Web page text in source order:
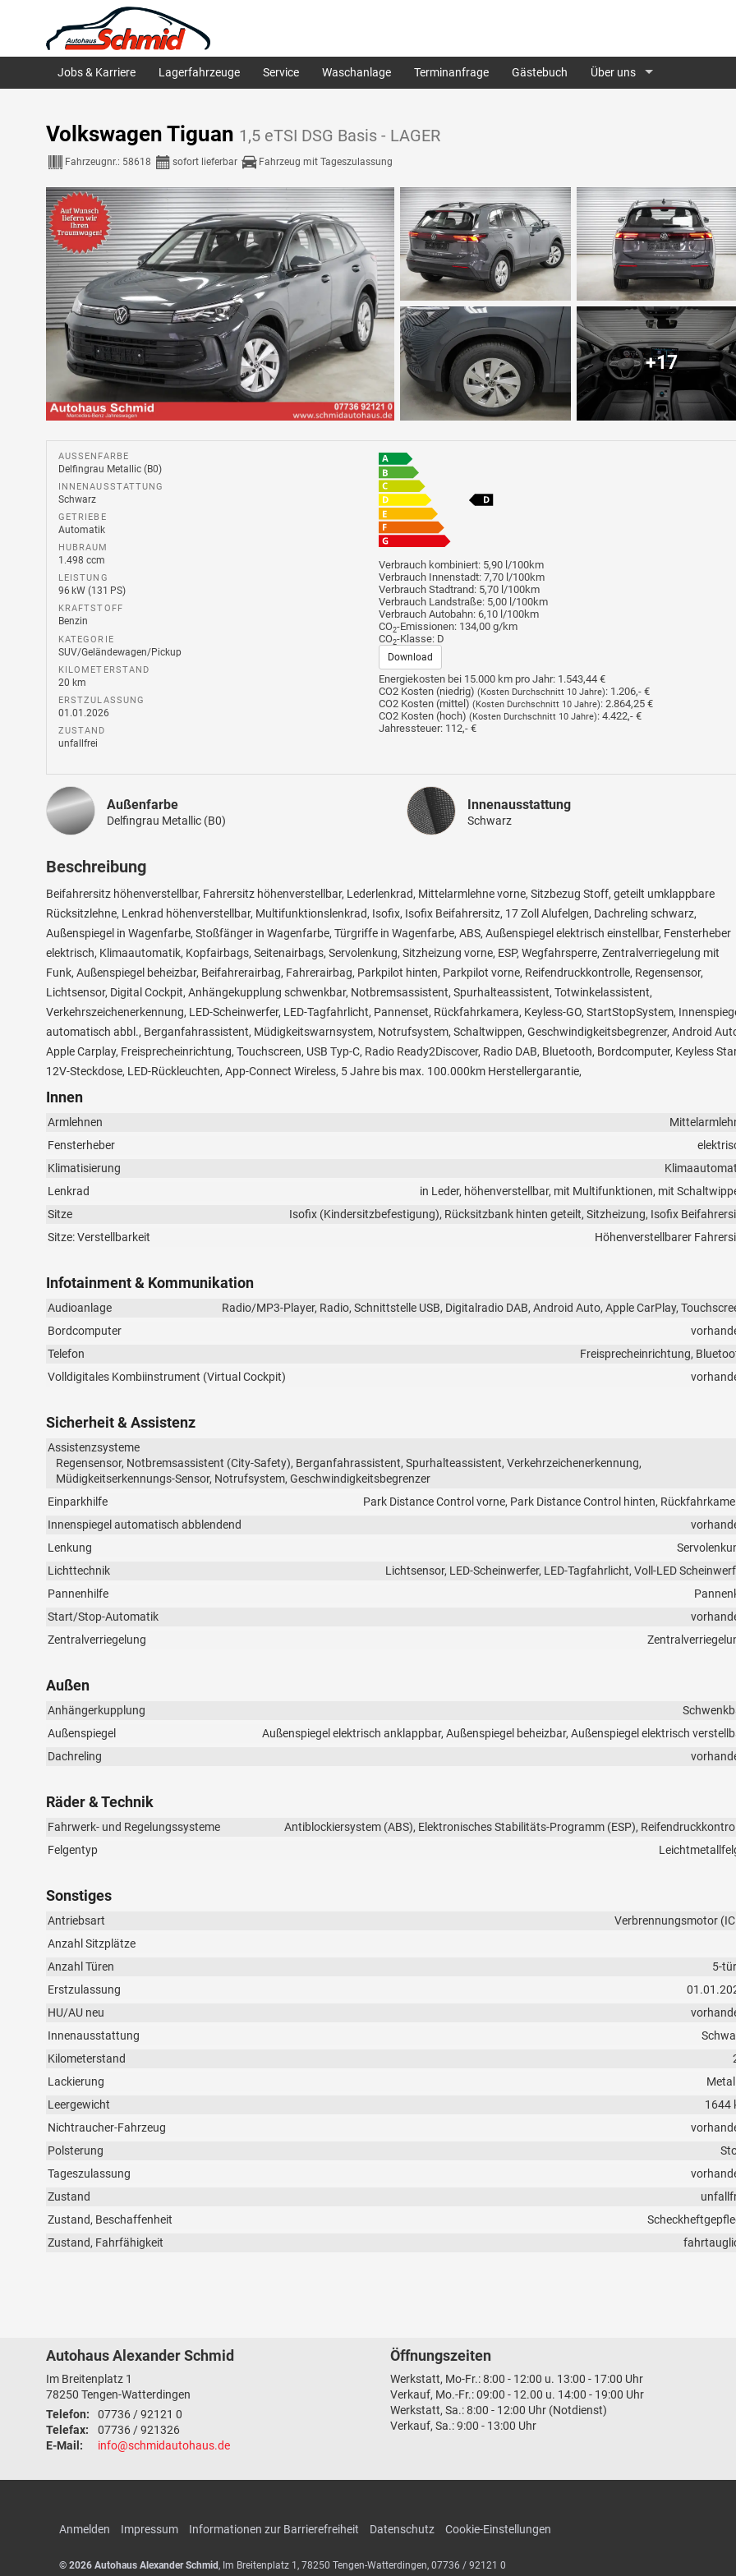
Jobs & Karriere Lagerfahrzeuge Service Waschanlage Terminanfrage Gästebuch Über uns
Volkswagen Tiguan 1,5 eTSI DSG Basis - LAGER
Fahrzeugnr.: 58618 sofort lieferbar Fahrzeug mit Tageszulassung
+17
AUSSENFARBE
Delfingrau Metallic (B0)
INNENAUSSTATTUNG
Schwarz
GETRIEBE
Automatik
HUBRAUM
1.498 ccm
LEISTUNG
96 kW (131 PS)
KRAFTSTOFF
Benzin
KATEGORIE
SUV/Geländewagen/Pickup
KILOMETERSTAND
20 km
ERSTZULASSUNG
01.01.2026
ZUSTAND
unfallfrei
Verbrauch kombiniert: 5,90 l/100km
Verbrauch Innenstadt: 7,70 l/100km
Verbrauch Stadtrand: 5,70 l/100km
Verbrauch Landstraße: 5,00 l/100km
Verbrauch Autobahn: 6,10 l/100km
CO2-Emissionen: 134,00 g/km
CO2-Klasse: D
Download
Energiekosten bei 15.000 km pro Jahr: 1.543,44 €
CO2 Kosten (niedrig) (Kosten Durchschnitt 10 Jahre): 1.206,- €
CO2 Kosten (mittel) (Kosten Durchschnitt 10 Jahre): 2.864,25 €
CO2 Kosten (hoch) (Kosten Durchschnitt 10 Jahre): 4.422,- €
Jahressteuer: 112,- €
Außenfarbe
Delfingrau Metallic (B0)
Innenausstattung
Innenausstattung
Schwarz
Beschreibung
Beifahrersitz höhenverstellbar, Fahrersitz höhenverstellbar, Lederlenkrad, Mittelarmlehne vorne, Sitzbezug Stoff, geteilt umklappbare
Rücksitzlehne, Lenkrad höhenverstellbar, Multifunktionslenkrad, Isofix, Isofix Beifahrersitz, 17 Zoll Alufelgen, Dachreling schwarz,
Außenspiegel in Wagenfarbe, Stoßfänger in Wagenfarbe, Türgriffe in Wagenfarbe, ABS, Außenspiegel elektrisch einstellbar, Fensterheber
elektrisch, Klimaautomatik, Kopfairbags, Seitenairbags, Servolenkung, Sitzheizung vorne, ESP, Wegfahrsperre, Zentralverriegelung mit
Funk, Außenspiegel beheizbar, Beifahrerairbag, Fahrerairbag, Parkpilot hinten, Parkpilot vorne, Reifendruckkontrolle, Regensensor,
Lichtsensor, Digital Cockpit, Anhängekupplung schwenkbar, Notbremsassistent, Spurhalteassistent, Totwinkelassistent,
Verkehrszeichenerkennung, LED-Scheinwerfer, LED-Tagfahrlicht, Pannenset, Rückfahrkamera, Keyless-GO, StartStopSystem,
automatisch abbl., Berganfahrassistent, Müdigkeitswarnsystem, Notrufsystem, Schaltwippen, Geschwindigkeitsbegrenzer, Android
Apple Carplay, Freisprecheinrichtung, Touchscreen, USB Typ-C, Radio Ready2Discover, Radio DAB, Bluetooth, Bordcomputer, Keyless
12V-Steckdose, LED-Rückleuchten, App-Connect Wireless, 5 Jahre bis max. 100.000km Herstellergarantie,
Innen
Armlehnen
Fensterheber
Klimatisierung
Lenkrad
in Leder, höhenverstellbar, mit Multifunktionen, mit
Sitze
Isofix (Kindersitzbefestigung), Rücksitzbank hinten geteilt, Sitzheizung, Isofix
Sitze: Verstellbarkeit
Höhenverstellbarer
Infotainment & Kommunikation
Audioanlage
Radio/MP3-Player, Radio, Schnittstelle USB, Digitalradio DAB, Android Auto, Apple CarPlay,
Bordcomputer
Telefon
Freisprecheinrichtung,
Volldigitales Kombiinstrument (Virtual Cockpit)
Sicherheit & Assistenz
Assistenzsysteme
Regensensor, Notbremsassistent (City-Safety), Berganfahrassistent, Spurhalteassistent, Verkehrzeichenerkennung,
Müdigkeitserkennungs-Sensor, Notrufsystem, Geschwindigkeitsbegrenzer
Einparkhilfe
Park Distance Control vorne, Park Distance Control hinten,
Innenspiegel automatisch abblendend
Lenkung
Lichttechnik
Lichtsensor, LED-Scheinwerfer, LED-Tagfahrlicht, Voll-LED
Pannenhilfe
Start/Stop-Automatik
Zentralverriegelung
Außen
Anhängerkupplung
Außenspiegel
Außenspiegel elektrisch anklappbar, Außenspiegel beheizbar, Außenspiegel elektrisch
Dachreling
Räder & Technik
Fahrwerk- und Regelungssysteme
Antiblockiersystem (ABS), Elektronisches Stabilitäts-Programm (ESP),
Felgentyp
Sonstiges
Antriebsart
Verbrennungsmotor
Anzahl Sitzplätze
Anzahl Türen
5-
Erstzulassung
HU/AU neu
Innenausstattung
Kilometerstand
Lackierung
Leergewicht
1644
Nichtraucher-Fahrzeug
Polsterung
Tageszulassung
Zustand
Zustand, Beschaffenheit
Zustand, Fahrfähigkeit
Autohaus Alexander Schmid
Im Breitenplatz 1
78250 Tengen-Watterdingen
Telefon:
07736 / 92121 0
Telefax:
07736 / 921326
E-Mail:
info@schmidautohaus.de
Öffnungszeiten
Werkstatt, Mo-Fr.: 8:00 - 12:00 u. 13:00 - 17:00 Uhr
Verkauf, Mo.-Fr.: 09:00 - 12.00 u. 14:00 - 19:00 Uhr
Werkstatt, Sa.: 8:00 - 12:00 Uhr (Notdienst)
Verkauf, Sa.: 9:00 - 13:00 Uhr
Anmelden Impressum Informationen zur Barrierefreiheit Datenschutz Cookie-Einstellungen
© 2026 Autohaus Alexander Schmid, Im Breitenplatz 1 , 78250 Tengen-Watterdingen, 07736 / 92121 0